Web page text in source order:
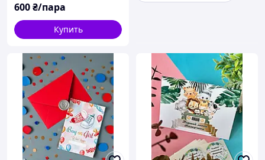
600₴/пара
Купить